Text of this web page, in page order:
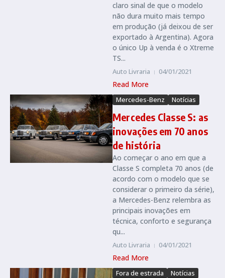
claro sinal de que o modelo
não dura muito mais tempo
em produção (já deixou de ser
exportado à Argentina). Agora
o único Up à venda é o Xtreme
TS...
Auto Livraria 04/01/2021
Read More
Mercedes-Benz Notícias
Mercedes Classe S: as
inovações em 70 anos
de história
Ao começar o ano em que a
Classe S completa 70 anos (de
acordo com o modelo que se
considerar o primeiro da série),
a Mercedes-Benz relembra as
principais inovações em
técnica, conforto e segurança
qu...
Auto Livraria 04/01/2021
Read More
Fora de estrada Notícias